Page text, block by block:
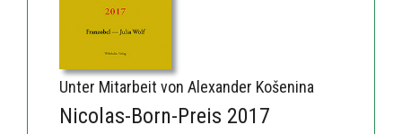
Unter Mitarbeit von Alexander Košenina
Nicolas-Born-Preis 2017